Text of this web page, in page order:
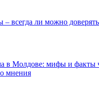
всегда ли можно
в Молдове: мифы и факты
мнения